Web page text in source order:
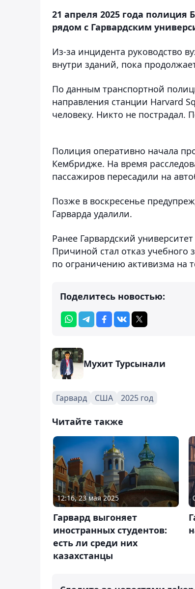
21 апреля 2025 года полиция
рядом с Гарвардским
Из-за инцидента руководство
внутри зданий, пока
По данным транспортной
направления станции Harvard
человеку. Никто не пострадал.
Полиция оперативно начала
Кембридже. На время
пассажиров пересадили на
Позже в воскресенье
Гарварда удалили.
Ранее Гарвардский
Причиной стал отказ учебного
по ограничению активизма на
Поделитесь новостью:
Мухит Турсынали
Гарвард США 2025 год
Читайте также
12:16, 23 мая 2025
Гарвард выгоняет
иностранных студентов:
есть ли среди них
казахстанцы